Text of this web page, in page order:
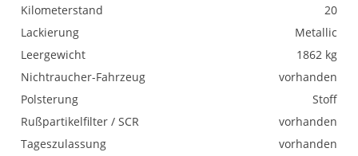
Kilometerstand
20
Lackierung
Metallic
Leergewicht
1862 kg
Nichtraucher-Fahrzeug
vorhanden
Polsterung
Stoff
Rußpartikelfilter / SCR
vorhanden
Tageszulassung
vorhanden